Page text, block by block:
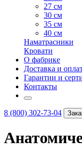
27 см
30 см
35 см
40 см
Наматрасники
Кровати
О фабрике
Доставка и
Гарантии и
Контакты
8 (800) 302-73-04